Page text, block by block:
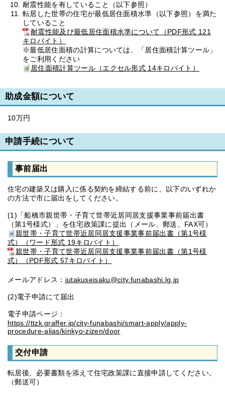
耐震性能を有していること（以下参照）
転居した世帯の住宅が最低居住面積水準（以下参照）を満た
していること
耐震性能及び最低居住面積水準について（PDF形式 121
キロバイト）
※最低居住面積の計算については、「居住面積計算ツール」
をご利用ください
居住面積計算ツール（エクセル形式 14キロバイト）
助成金額について
10万円
申請手続について
事前届出
住宅の建築又は購入に係る契約を締結する前に、以下のいずれか
の方法で市に届出をしてください。
(1)「船橋市親世帯・子育て世帯近居同居支援事業事前届出書
（第1号様式）」を住宅政策課に提出（メール、郵送、FAX可）
親世帯・子育て世帯近居同居支援事業事前届出書（第1号様
式）（ワード形式 19キロバイト）
親世帯・子育て世帯近居同居支援事業事前届出書（第1号様
式）（PDF形式 57キロバイト）
メールアドレス： jutakuseisaku@city.funabashi.lg.jp
(2)電子申請にて届出
電子申請ページ：
https://ttzk.graffer.jp/city-funabashi/smart-apply/apply-
procedure-alias/kinkyo-zizen/door
交付申請
転居後、必要書類を添えて住宅政策課に直接申請してください。
（郵送可）